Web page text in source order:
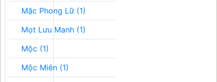
Mặc Phong Lữ (1)
Mọt Lưu Manh (1)
Mộc (1)
Mộc Miên (1)